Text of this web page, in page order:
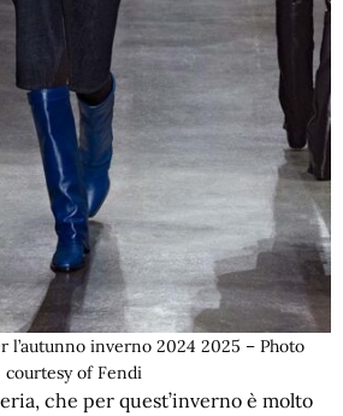
l’autunno inverno 2024 2025 – Photo
courtesy of Fendi
che per quest’inverno è molto